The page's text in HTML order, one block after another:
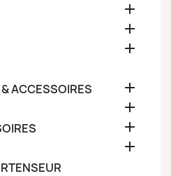



ACCESSOIRES



